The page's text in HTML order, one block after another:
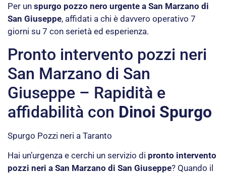
Per un spurgo pozzo nero urgente a San Marzano di
San Giuseppe, affidati a chi è davvero operativo 7
giorni su 7 con serietà ed esperienza.
Pronto intervento pozzi neri
San Marzano di San
Giuseppe – Rapidità e
affidabilità con Dinoi Spurgo
Spurgo Pozzi neri a Taranto
Hai un’urgenza e cerchi un servizio di pronto intervento
pozzi neri a San Marzano di San Giuseppe? Quando il